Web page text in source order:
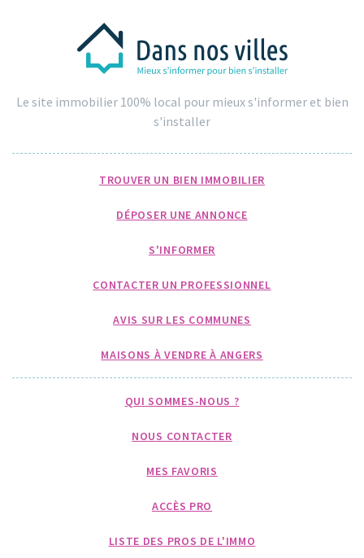
Le site immobilier 100% local pour mieux s'informer et bien
s'installer
TROUVER UN BIEN IMMOBILIER
DÉPOSER UNE ANNONCE
S'INFORMER
CONTACTER UN PROFESSIONNEL
AVIS SUR LES COMMUNES
MAISONS À VENDRE À ANGERS
QUI SOMMES-NOUS ?
NOUS CONTACTER
MES FAVORIS
ACCÈS PRO
LISTE DES PROS DE L'IMMO